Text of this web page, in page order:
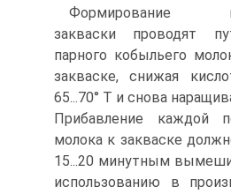
Формирование
закваски проводят
парного кобыльего
закваске, снижая
65...70° Т и снова
Прибавление каждой
молока к закваске
15...20 минутным
использованию в